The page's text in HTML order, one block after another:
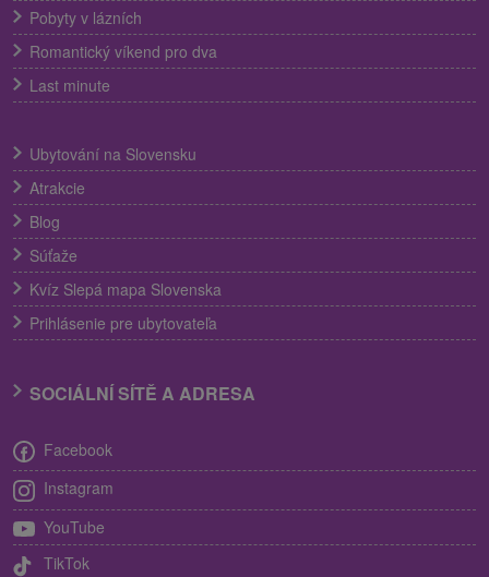
Pobyty v lázních
Romantický víkend pro dva
Last minute
Ubytování na Slovensku
Atrakcie
Blog
Súťaže
Kvíz Slepá mapa Slovenska
Prihlásenie pre ubytovateľa
SOCIÁLNÍ SÍTĚ A ADRESA
Facebook
Instagram
YouTube
TikTok